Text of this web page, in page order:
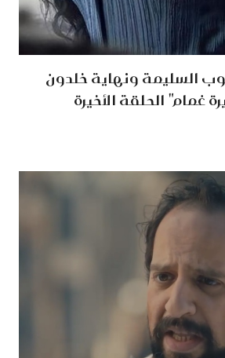
السليمة ونهاية خلدون
الحلقة الأخيرة